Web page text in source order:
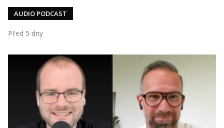
AUDIO PODCAST
Před 5 dny